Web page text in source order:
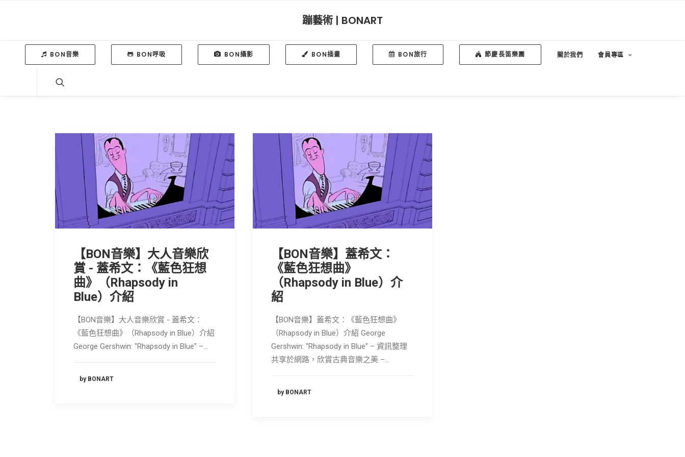
蹦藝術 | BONART
BON音樂 BON呼吸 BON攝影 BON插畫 BON旅行 節慶長笛樂團 關於我們 會員專區
【BON音樂】大人音樂欣
賞 - 蓋希文：《藍色狂想
曲》（Rhapsody in
Blue）介紹
【BON音樂】大人音樂欣賞 - 蓋希文：
《藍色狂想曲》（Rhapsody in Blue）介紹
George Gershwin: "Rhapsody in Blue" –…
by BONART
【BON音樂】蓋希文：
《藍色狂想曲》
（Rhapsody in Blue）介
紹
【BON音樂】蓋希文：《藍色狂想曲》
（Rhapsody in Blue）介紹 George
Gershwin: "Rhapsody in Blue" – 資訊整理
共享於網路，欣賞古典音樂之美 –…
by BONART